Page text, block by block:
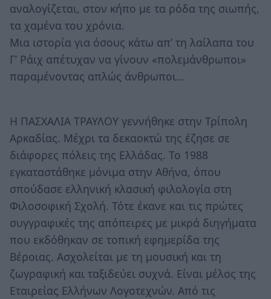
αναλογίζεται, στον κήπο με τα ρόδα της σιωπής,
τα χαμένα του χρόνια.
Μια ιστορία για όσους κάτω απ’ τη λαίλαπα του
Γ’ Ράιχ απέτυχαν να γίνουν «πολεμάνθρωποι»
παραμένοντας απλώς άνθρωποι…
Η ΠΑΣΧΑΛΙΑ ΤΡΑΥΛΟΥ γεννήθηκε στην Τρίπολη
Αρκαδίας. Μέχρι τα δεκαοκτώ της έζησε σε
διάφορες πόλεις της Ελλάδας. Το 1988
εγκαταστάθηκε μόνιμα στην Αθήνα, όπου
σπούδασε ελληνική κλασική φιλολογία στη
Φιλοσοφική Σχολή. Τότε έκανε και τις πρώτες
συγγραφικές της απόπειρες με μικρά διηγήματα
που εκδόθηκαν σε τοπική εφημερίδα της
Βέροιας. Ασχολείται με τη μουσική και τη
ζωγραφική και ταξιδεύει συχνά. Είναι μέλος της
Εταιρείας Ελλήνων Λογοτεχνών. Από τις